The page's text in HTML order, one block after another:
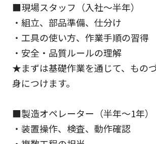
■現場スタッフ（入社～半年）
・組立、部品準備、仕分け
・工具の使い方、作業手順の習得
・安全・品質ルールの理解
★まずは基礎作業を通じて、もの
身につけます。
■製造オペレーター（半年～1年）
・装置操作、検査、動作確認